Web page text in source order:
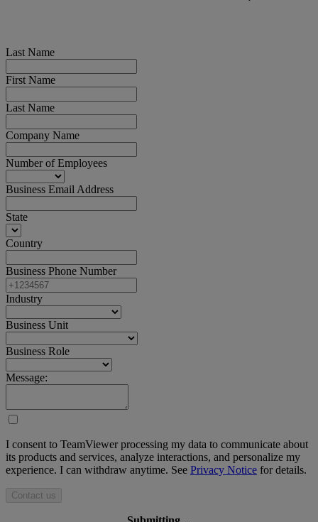
Last Name
First Name
Last Name
Company Name
Number of Employees
Business Email Address
State
Country
Business Phone Number
Industry
Business Unit
Business Role
Message:
I consent to TeamViewer processing my data to communicate about
its products and services, analyze interactions, and personalize my
experience. I can withdraw anytime. See Privacy Notice for details.
Contact us